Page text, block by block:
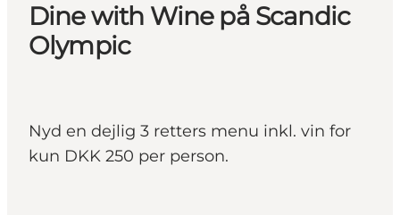
Inspiration
Destinationer
Planlæg ferien
Dine with Wine på Scandic
Olympic
Nyd en dejlig 3 retters menu inkl. vin for
kun DKK 250 per person.